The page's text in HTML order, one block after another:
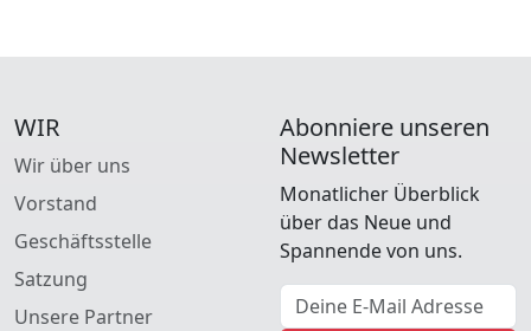
WIR
Wir über uns
Vorstand
Geschäftsstelle
Satzung
Unsere Partner
Abonniere unseren
Newsletter
Monatlicher Überblick
über das Neue und
Spannende von uns.
E-Mail Adresse